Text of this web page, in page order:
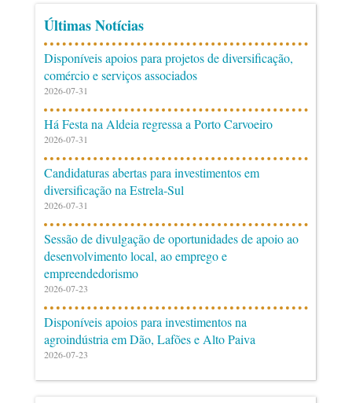
Últimas Notícias
Disponíveis apoios para projetos de diversificação,
comércio e serviços associados
2026-07-31
Há Festa na Aldeia regressa a Porto Carvoeiro
2026-07-31
Candidaturas abertas para investimentos em
diversificação na Estrela-Sul
2026-07-31
Sessão de divulgação de oportunidades de apoio ao
desenvolvimento local, ao emprego e
empreendedorismo
2026-07-23
Disponíveis apoios para investimentos na
agroindústria em Dão, Lafões e Alto Paiva
2026-07-23